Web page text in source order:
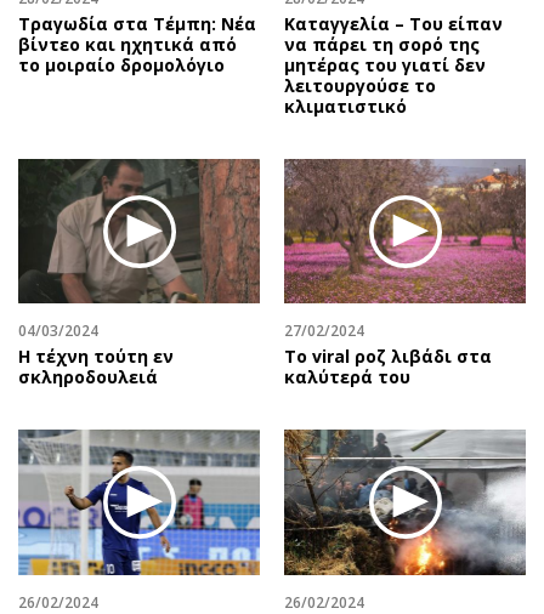
Τραγωδία στα Τέμπη: Νέα
βίντεο και ηχητικά από
το μοιραίο δρομολόγιο
Καταγγελία – Του είπαν
να πάρει τη σορό της
μητέρας του γιατί δεν
λειτουργούσε το
κλιματιστικό
04/03/2024
Η τέχνη τούτη εν
σκληροδουλειά
27/02/2024
Το viral ροζ λιβάδι στα
καλύτερά του
26/02/2024 26/02/2024